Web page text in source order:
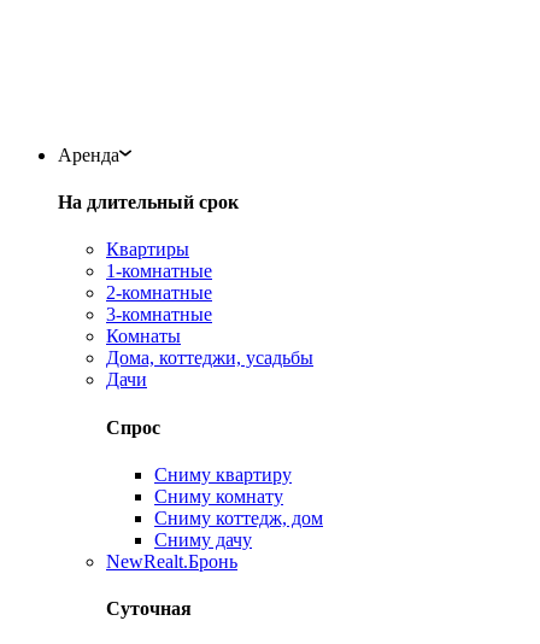
Аренда
На длительный срок
Квартиры
1-комнатные
2-комнатные
3-комнатные
Комнаты
Дома, коттеджи, усадьбы
Дачи
Спрос
Сниму квартиру
Сниму комнату
Сниму коттедж, дом
Сниму дачу
NewRealt.Бронь
Суточная